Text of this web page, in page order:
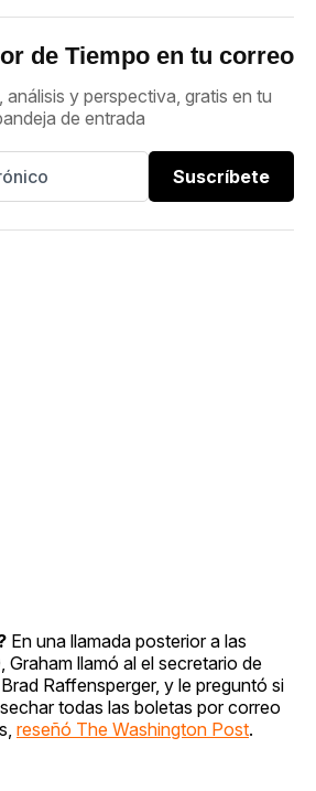
de Tiempo en tu correo
y perspectiva, gratis en tu
de entrada
Suscríbete
En una llamada posterior a las
llamó al el secretario de
Raffensperger, y le preguntó si
todas las boletas por correo
reseñó The Washington Post.